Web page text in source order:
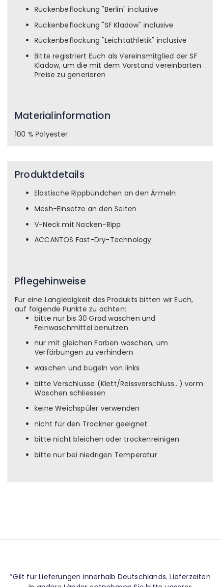
Rückenbeflockung "Berlin" inclusive
Rückenbeflockung "SF Kladow" inclusive
Rückenbeflockung "Leichtathletik" inclusive
Bitte registriert Euch als Vereinsmitglied der SF
Kladow, um die mit dem Vorstand vereinbarten
Preise zu generieren
Materialinformation
100 % Polyester
Produktdetails
Elastische Rippbündchen an den Ärmeln
Mesh-Einsätze an den Seiten
V-Neck mit Nacken-Ripp
ACCANTOS Fast-Dry-Technology
Pflegehinweise
Für eine Langlebigkeit des Produkts bitten wir Euch,
auf folgende Punkte zu achten:
bitte nur bis 30 Grad waschen und
Feinwaschmittel benutzen
nur mit gleichen Farben waschen, um
Verfärbungen zu verhindern
waschen und bügeln von links
bitte Verschlüsse (Klett/Reissverschluss...) vorm
Waschen schliessen
keine Weichspüler verwenden
nicht für den Trockner geeignet
bitte nicht bleichen oder trockenreinigen
bitte nur bei niedrigen Temperatur
*Gilt für Lieferungen innerhalb Deutschlands. Lieferzeiten